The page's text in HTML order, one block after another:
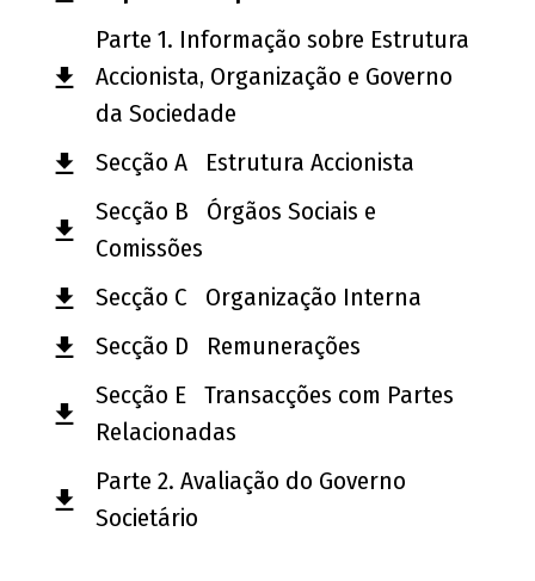
Parte 1. Informação sobre Estrutura
Accionista, Organização e Governo
da Sociedade
Secção A Estrutura Accionista
Secção B Órgãos Sociais e
Comissões
Secção C Organização Interna
Secção D Remunerações
Secção E Transacções com Partes
Relacionadas
Parte 2. Avaliação do Governo
Societário